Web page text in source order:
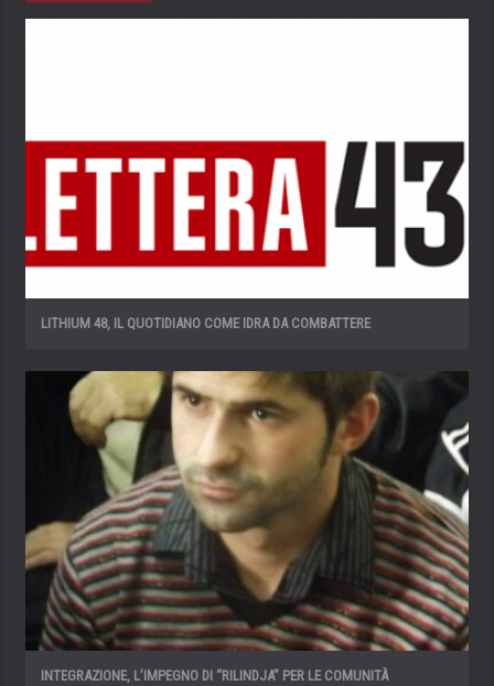
LITHIUM 48, IL QUOTIDIANO COME IDRA DA COMBATTERE
INTEGRAZIONE, L’IMPEGNO DI “RILINDJA” PER LE COMUNITÀ